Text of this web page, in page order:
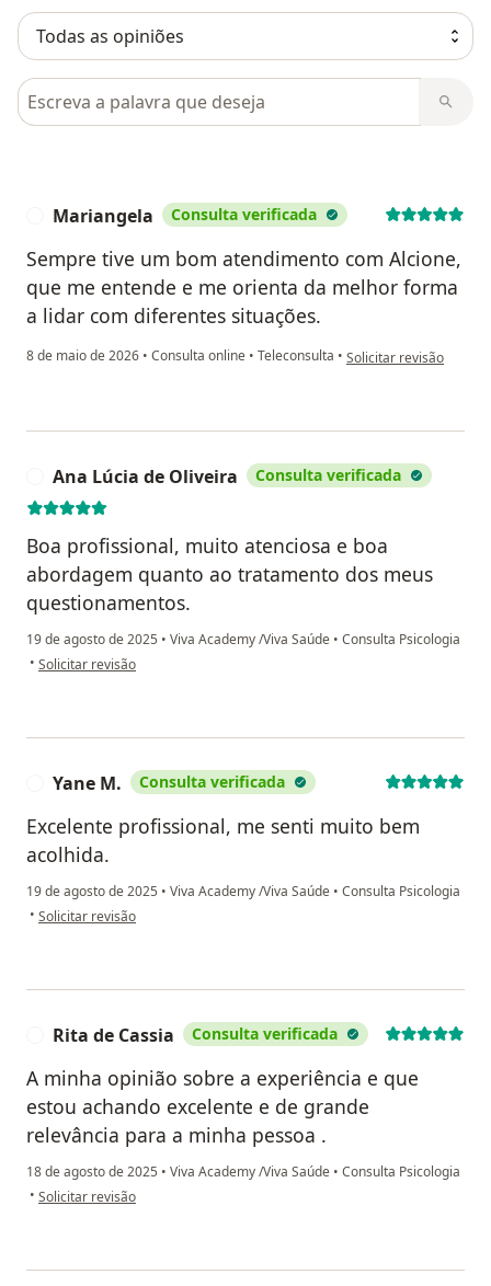
Pesquisar em opiniões
Mariangela Consulta verificada
Sempre tive um bom atendimento com Alcione,
que me entende e me orienta da melhor forma
a lidar com diferentes situações.
8 de maio de 2026 • Consulta online • Teleconsulta • na opinião do
Solicitar revisão
Ana Lúcia de Oliveira Consulta verificada
Boa profissional, muito atenciosa e boa
abordagem quanto ao tratamento dos meus
questionamentos.
19 de agosto de 2025 • Viva Academy /Viva Saúde • Consulta Psicologia
• na opinião do utilizador Ana Lúcia de Oliveira
Solicitar revisão
Yane M. Consulta verificada
Excelente profissional, me senti muito bem
acolhida.
19 de agosto de 2025 • Viva Academy /Viva Saúde • Consulta Psicologia
• na opinião do utilizador Yane M.
Solicitar revisão
Rita de Cassia Consulta verificada
A minha opinião sobre a experiência e que
estou achando excelente e de grande
relevância para a minha pessoa .
18 de agosto de 2025 • Viva Academy /Viva Saúde • Consulta Psicologia
• na opinião do utilizador Rita de Cassia
Solicitar revisão